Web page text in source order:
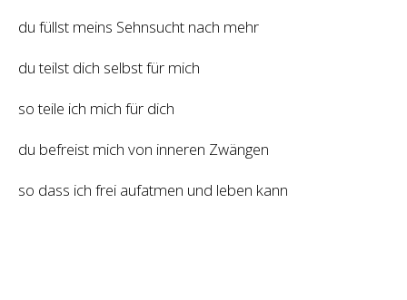
du füllst meins Sehnsucht nach mehr
du teilst dich selbst für mich
so teile ich mich für dich
du befreist mich von inneren Zwängen
so dass ich frei aufatmen und leben kann